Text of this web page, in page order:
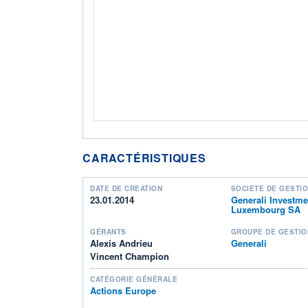
CARACTÉRISTIQUES
DATE DE CRÉATION
23.01.2014
SOCIÉTÉ DE
Generali
Luxembourg SA
GÉRANTS
Alexis Andrieu
Vincent Champion
GROUPE DE
Generali
CATÉGORIE GÉNÉRALE
Actions Europe